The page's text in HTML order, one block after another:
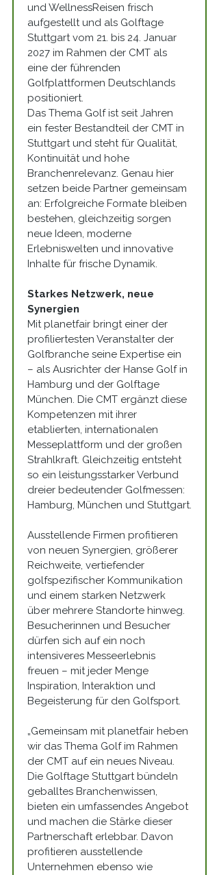
und WellnessReisen frisch
aufgestellt und als Golftage
Stuttgart vom 21. bis 24. Januar
2027 im Rahmen der CMT als
eine der führenden
Golfplattformen Deutschlands
positioniert.
Das Thema Golf ist seit Jahren
ein fester Bestandteil der CMT in
Stuttgart und steht für Qualität,
Kontinuität und hohe
Branchenrelevanz. Genau hier
setzen beide Partner gemeinsam
an: Erfolgreiche Formate bleiben
bestehen, gleichzeitig sorgen
neue Ideen, moderne
Erlebniswelten und innovative
Inhalte für frische Dynamik.
Starkes Netzwerk, neue
Synergien
Mit planetfair bringt einer der
profiliertesten Veranstalter der
Golfbranche seine Expertise ein
– als Ausrichter der Hanse Golf in
Hamburg und der Golftage
München. Die CMT ergänzt diese
Kompetenzen mit ihrer
etablierten, internationalen
Messeplattform und der großen
Strahlkraft. Gleichzeitig entsteht
so ein leistungsstarker Verbund
dreier bedeutender Golfmessen:
Hamburg, München und Stuttgart.
Ausstellende Firmen profitieren
von neuen Synergien, größerer
Reichweite, vertiefender
golfspezifischer Kommunikation
und einem starken Netzwerk
über mehrere Standorte hinweg.
Besucherinnen und Besucher
dürfen sich auf ein noch
intensiveres Messeerlebnis
freuen – mit jeder Menge
Inspiration, Interaktion und
Begeisterung für den Golfsport.
„Gemeinsam mit planetfair heben
wir das Thema Golf im Rahmen
der CMT auf ein neues Niveau.
Die Golftage Stuttgart bündeln
geballtes Branchenwissen,
bieten ein umfassendes Angebot
und machen die Stärke dieser
Partnerschaft erlebbar. Davon
profitieren ausstellende
Unternehmen ebenso wie